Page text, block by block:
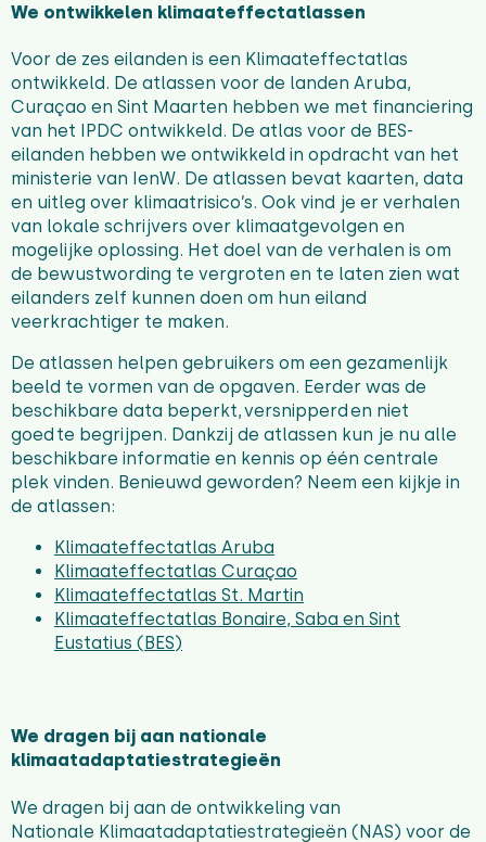
We ontwikkelen klimaateffectatlassen
Voor de zes eilanden is een Klimaateffectatlas
ontwikkeld. De atlassen voor de landen Aruba,
Curaçao en Sint Maarten hebben we met financiering
van het IPDC ontwikkeld. De atlas voor de BES-
eilanden hebben we ontwikkeld in opdracht van het
ministerie van IenW. De atlassen bevat kaarten, data
en uitleg over klimaatrisico’s. Ook vind je er verhalen
van lokale schrijvers over klimaatgevolgen en
mogelijke oplossing. Het doel van de verhalen is om
de bewustwording te vergroten en te laten zien wat
eilanders zelf kunnen doen om hun eiland
veerkrachtiger te maken.
De atlassen helpen gebruikers om een gezamenlijk
beeld te vormen van de opgaven. Eerder was de
beschikbare data beperkt, versnipperd en niet
goed te begrijpen. Dankzij de atlassen kun je nu alle
beschikbare informatie en kennis op één centrale
plek vinden. Benieuwd geworden? Neem een kijkje in
de atlassen:
Klimaateffectatlas Aruba
Klimaateffectatlas Curaçao
Klimaateffectatlas St. Martin
Klimaateffectatlas Bonaire, Saba en Sint
Eustatius (BES)
We dragen bij aan nationale
klimaatadaptatiestrategieën
We dragen bij aan de ontwikkeling van
Nationale Klimaatadaptatiestrategieën (NAS) voor de